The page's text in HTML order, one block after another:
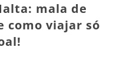
mala de
como viajar só